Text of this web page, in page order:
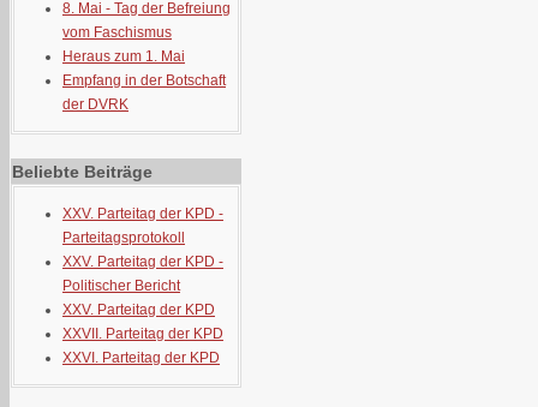
8. Mai - Tag der Befreiung
vom Faschismus
Heraus zum 1. Mai
Empfang in der Botschaft
der DVRK
Beliebte Beiträge
XXV. Parteitag der KPD -
Parteitagsprotokoll
XXV. Parteitag der KPD -
Politischer Bericht
XXV. Parteitag der KPD
XXVII. Parteitag der KPD
XXVI. Parteitag der KPD